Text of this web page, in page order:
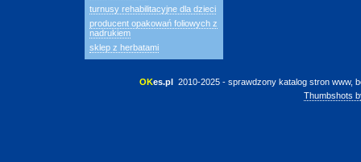
turnusy rehabilitacyjne dla dzieci
producent opakowań foliowych z
nadrukiem
sklep z herbatami
OKes.pl 2010-2025 - sprawdzony katalog stron www,
Thumbshots